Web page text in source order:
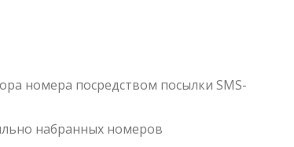
номера посредством посылки SMS-
набранных номеров